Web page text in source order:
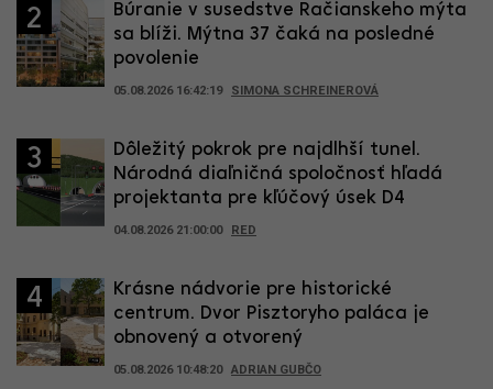
2
Búranie v susedstve Račianskeho mýta
sa blíži. Mýtna 37 čaká na posledné
povolenie
05.08.2026 16:42:19 SIMONA SCHREINEROVÁ
3
Dôležitý pokrok pre najdlhší tunel.
Národná diaľničná spoločnosť hľadá
projektanta pre kľúčový úsek D4
04.08.2026 21:00:00 RED
4
Krásne nádvorie pre historické
centrum. Dvor Pisztoryho paláca je
obnovený a otvorený
05.08.2026 10:48:20 ADRIAN GUBČO